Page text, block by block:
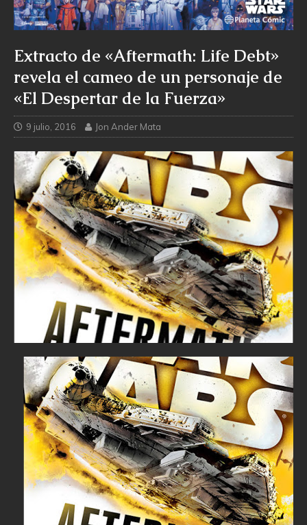
Extracto de «Aftermath: Life Debt»
revela el cameo de un personaje de
«El Despertar de la Fuerza»
9 julio, 2016 Jon Ander Mata